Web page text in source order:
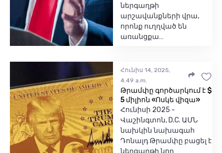
ներգաղթի
արշավանքների վրա,
որոնք ուղղված են
առանցքա…
Հունիս 14, 2025,
4:49 a.m.
Թրամփը գործարկում է $
5 միլիոն «Ոսկե վիզա»
Հունիսի 2025 -
Վաշինգտոն, D.C. ԱՄՆ
նախկին նախագահ
Դոնալդ Թրամփը բացել է
ներգաղթի նոր